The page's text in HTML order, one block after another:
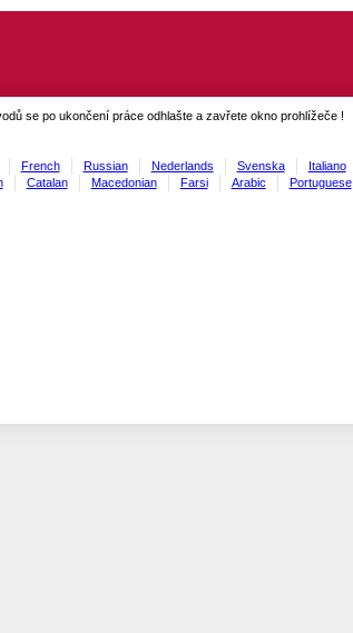
se po ukončení práce odhlašte a zavřete okno prohlížeče !
French Russian Nederlands Svenska Italiano
Catalan Macedonian Farsi Arabic Portuguese